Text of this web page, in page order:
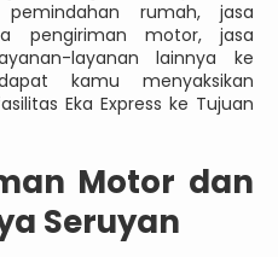
rumah, jasa
pengiriman motor, jasa
layanan lainnya ke
kamu menyaksikan
Eka Express ke Tujuan
Motor dan
Seruyan